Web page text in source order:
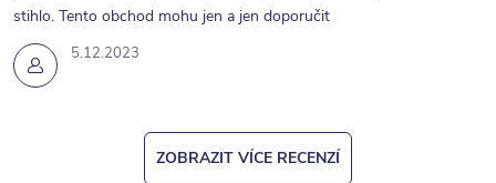
5.12.2023
stihlo. Tento obchod mohu jen a jen doporučit
ZOBRAZIT VÍCE RECENZÍ